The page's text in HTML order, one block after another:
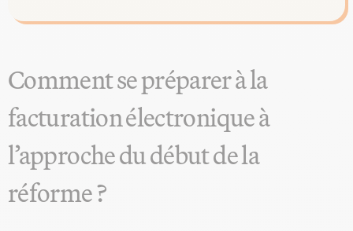
Comment se préparer à la
facturation électronique à
l’approche du début de la
réforme ?